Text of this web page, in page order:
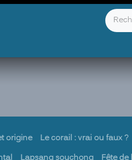
origine Le corail : vrai ou faux ?